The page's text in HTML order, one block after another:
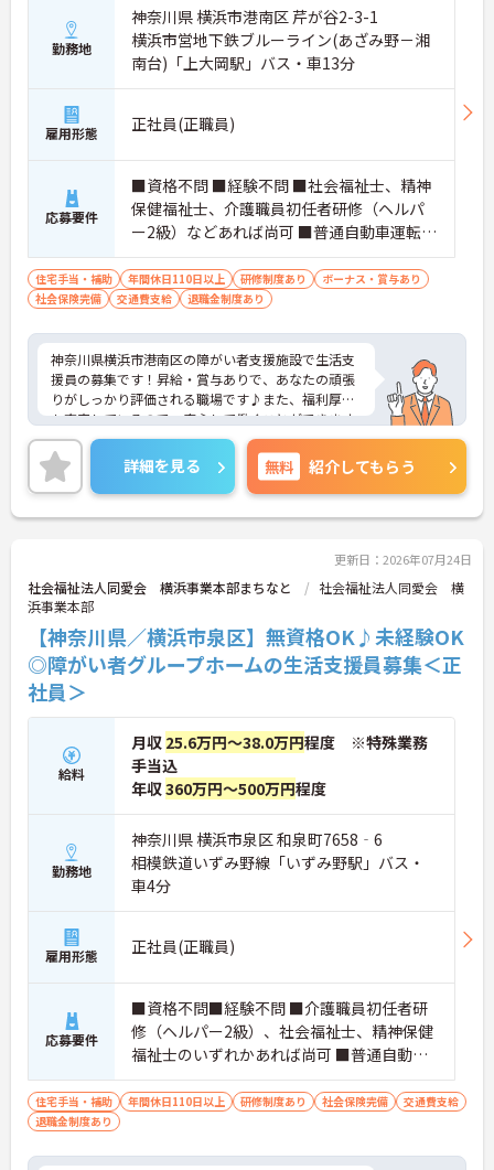
勤務地
神奈川県 横浜市港南区 芹が谷2-3-1
横浜市営地下鉄ブルーライン(あざみ野－湘
南台)「上大岡駅」バス・車13分
雇用形態 正社員(正職員)
応募要件
■資格不問 ■経験不問 ■社会福祉士、精神
保健福祉士、介護職員初任者研修（ヘルパ
ー2級）などあれば尚可 ■普通自動車運転免
許あれば尚可
住宅手当・補助 年間休日110日以上 研修制度あり
ボーナス・賞与あり
社会保険完備
交通費支給 退職金制度あり
神奈川県横浜市港南区の障がい者支援施設で生活支
援員の募集です！昇給・賞与ありで、あなたの頑張
りがしっかり評価される職場です♪また、福利厚生
も充実しているので、安心して働くことができます
◎ご興味のある方は、面接ポイントをお伝えします
ので、お気軽にご連絡ください。
詳細を見る 無料 紹介してもらう
更新日：2026年07月24日
社会福祉法人同愛会 横浜事業本部まちなと
社会福祉法人同愛会 横
浜事業本部
【神奈川県／横浜市泉区】無資格OK♪未経験OK
◎障がい者グループホームの生活支援員募集＜正
社員＞
給料
月収 25.6万円～38.0万円程度 ※特殊業務
手当込
年収360万円～500万円程度
勤務地
神奈川県 横浜市泉区 和泉町7658‐6
相模鉄道いずみ野線「いずみ野駅」バス・
車4分
雇用形態 正社員(正職員)
応募要件
■資格不問■経験不問 ■介護職員初任者研
修（ヘルパー2級）、社会福祉士、精神保健
福祉士のいずれかあれば尚可 ■普通自動車
運転免許あれば尚可
住宅手当・補助 年間休日110日以上 研修制度あり 社会保険完備
交通費支給
退職金制度あり